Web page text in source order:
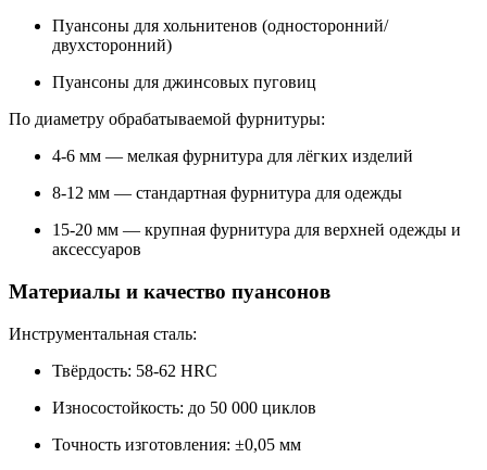
Пуансоны для хольнитенов (односторонний/
двухсторонний)
Пуансоны для джинсовых пуговиц
По диаметру обрабатываемой фурнитуры:
4-6 мм — мелкая фурнитура для лёгких изделий
8-12 мм — стандартная фурнитура для одежды
15-20 мм — крупная фурнитура для верхней одежды и
аксессуаров
Материалы и качество пуансонов
Инструментальная сталь:
Твёрдость: 58-62 HRC
Износостойкость: до 50 000 циклов
Точность изготовления: ±0,05 мм